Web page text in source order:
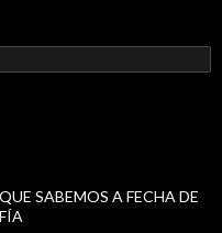
SABEMOS A FECHA DE